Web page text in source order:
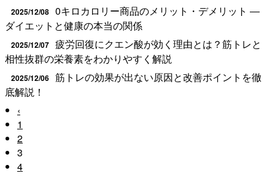
2025/12/08 0キロカロリー商品のメリット・デメリット ―
ダイエットと健康の本当の関係
2025/12/07 疲労回復にクエン酸が効く理由とは？筋トレと
相性抜群の栄養素をわかりやすく解説
2025/12/06 筋トレの効果が出ない原因と改善ポイントを徹
底解説！
‹
1
2
3
4